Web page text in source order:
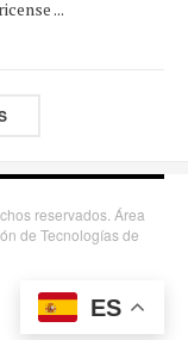
...
ES
reservados. Área
de Tecnologías de